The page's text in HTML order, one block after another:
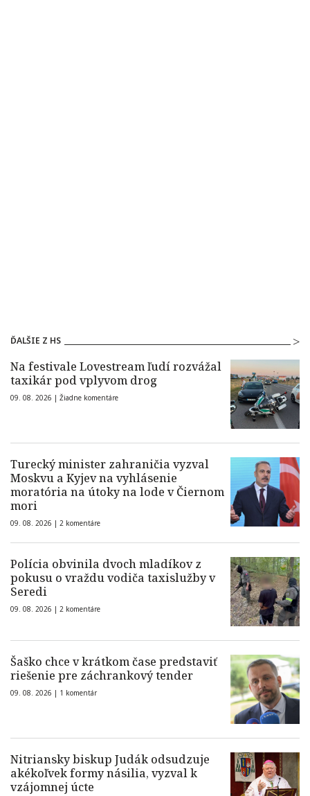
ĎALŠIE Z HS
Na festivale Lovestream ľudí rozvážal
taxikár pod vplyvom drog
09. 08. 2026 | Žiadne komentáre
Turecký minister zahraničia vyzval
Moskvu a Kyjev na vyhlásenie
moratória na útoky na lode v Čiernom
mori
09. 08. 2026 | 2 komentáre
Polícia obvinila dvoch mladíkov z
pokusu o vraždu vodiča taxislužby v
Seredi
09. 08. 2026 | 2 komentáre
Šaško chce v krátkom čase predstaviť
riešenie pre záchrankový tender
09. 08. 2026 | 1 komentár
Nitriansky biskup Judák odsudzuje
akékoľvek formy násilia, vyzval k
vzájomnej úcte